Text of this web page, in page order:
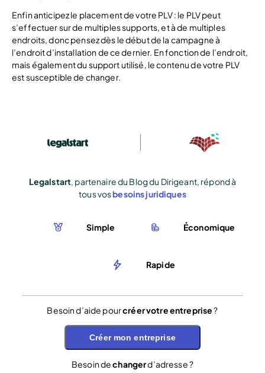
Enfin anticipez le placement de votre PLV : le PLV peut
s’effectuer sur de multiples supports, et à de multiples
endroits, donc pensez dès le début de la campagne à
l’endroit d’installation de ce dernier. En fonction de l’endroit,
mais également du support utilisé, le contenu de votre PLV
est susceptible de changer.
Legalstart, partenaire du Blog du Dirigeant, répond à
tous vosbesoins juridiques
Simple Économique
Rapide
Besoin d’aide pourcréer votre entreprise?
Créer mon entreprise
Besoin dechangerd’adresse ?